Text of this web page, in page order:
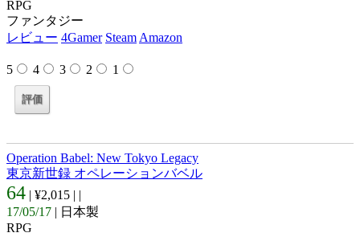
RPG
ファンタジー
レビュー 4Gamer Steam Amazon
5 4 3 2 1
Operation Babel: New Tokyo Legacy
東京新世録 オペレーションバベル
64 | ¥2,015 | |
17/05/17 | 日本製
RPG